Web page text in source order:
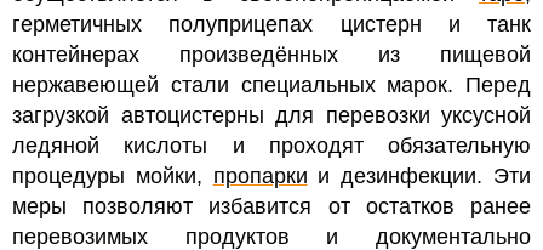
герметичных полуприцепах цистерн и танк
контейнерах произведённых из пищевой
нержавеющей стали специальных марок. Перед
загрузкой автоцистерны для перевозки уксусной
ледяной кислоты и проходят обязательную
процедуры мойки, пропарки и дезинфекции. Эти
меры позволяют избавится от остатков ранее
перевозимых продуктов и документально